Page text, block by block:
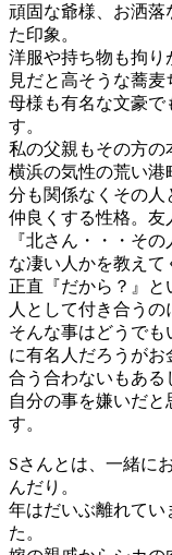
頑固な爺様、お洒落
た印象。
洋服や持ち物も拘り
見だと高そうな蕎
母様も有名な文豪で
す。
私の父親もその方の
横浜の気性の荒い港
分も関係なくその人
仲良くする性格。友
『北さん・・・そ
な凄い人かを教えて
正直『だから？』
人として付き合うの
そんな事はどうで
に有名人だろうがお
合う合わないもある
自分の事を嫌いだ
す。
Sさんとは、一緒に
んだり。
年はだいぶ離れてい
た。